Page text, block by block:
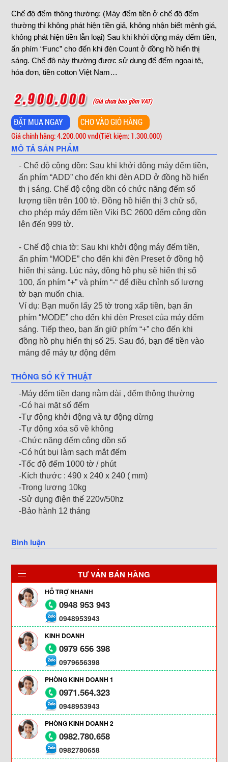
Chế độ đếm thông thường: (Máy đếm tiền ở chế độ đếm
thường thì không phát hiện tiền giả, không nhận biết mệnh giá,
không phát hiện tiền lẫn loại) Sau khi khởi động máy đếm tiền,
ấn phím “Func” cho đến khi đèn Count ở đồng hồ hiển thị
sáng. Chế độ này thường được sử dụng để đếm ngoại tệ,
hóa đơn, tiền cotton Việt Nam…
(Giá chưa bao gồm VAT)
Giá chính hãng: 4.200.000 vnđ(Tiết kiệm: 1.300.000)
MÔ TẢ SẢN PHẨM
- Chế độ cộng dồn: Sau khi khởi động máy đếm tiền,
ấn phím “ADD” cho đến khi đèn ADD ở đồng hồ hiển
th ị sáng. Chế độ cộng dồn có chức năng đếm số
lượng tiền trên 100 tờ. Đồng hồ hiển thị 3 chữ số,
cho phép máy đếm tiền Viki BC 2600 đếm cộng dồn
lên đến 999 tờ.
- Chế độ chia tờ: Sau khi khởi động máy đếm tiền,
ấn phím “MODE” cho đến khi đèn Preset ở đồng hộ
hiển thị sáng. Lúc này, đồng hồ phụ sẽ hiển thị số
100, ấn phím “+” và phím “-“ để điều chỉnh số lượng
tờ bạn muốn chia.
Ví dụ: Bạn muốn lấy 25 tờ trong xấp tiền, bạn ấn
phím “MODE” cho đến khi đèn Preset của máy đếm
sáng. Tiếp theo, bạn ấn giữ phím “+” cho đến khi
đồng hồ phụ hiển thị số 25. Sau đó, bạn để tiền vào
máng để máy tự động đếm
THÔNG SỐ KỸ THUẬT
-Máy đếm tiền dạng nằm dài , đếm thông thường
-Có hai mặt số đếm
-Tự động khởi động và tự động dừng
-Tự động xóa số về không
-Chức năng đếm cộng dồn số
-Có hút bụi làm sạch mắt đếm
-Tốc độ đếm 1000 tờ / phút
-Kích thước : 490 x 240 x 240 ( mm)
-Trọng lượng 10kg
-Sử dụng điện thế 220v/50hz
-Bảo hành 12 tháng
Bình luận
TƯ VẤN BÁN HÀNG
HỖ TRỢ NHANH
0948 953 943
0948953943
KINH DOANH
0979 656 398
0979656398
PHÒNG KINH DOANH 1
0971.564.323
0948953943
PHÒNG KINH DOANH 2
0982.780.658
0982780658